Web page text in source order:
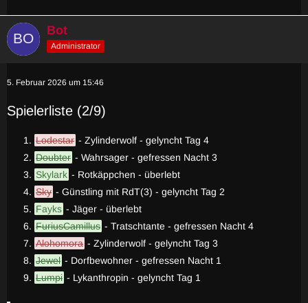
Bot
Administrator
5. Februar 2026 um 15:46
Spielerliste (2/9)
Lodestar - Zylinderwolf - gelyncht Tag 4
Doubter - Wahrsager - gefressen Nacht 3
Skylark - Rotkäppchen - überlebt
Sky - Günstling mit RdT(3) - gelyncht Tag 2
Fayks - Jäger - überlebt
FuriusCamillus - Tratschtante - gefressen Nacht 4
Alohomora - Zylinderwolf - gelyncht Tag 3
Jewel - Dorfbewohner - gefressen Nacht 1
Lumpi - Lykanthropin - gelyncht Tag 1